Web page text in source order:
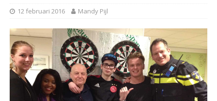
12 februari 2016 Mandy Pijl